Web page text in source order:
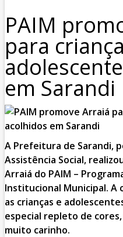
PAIM
para
em Sarandi
A Prefeitura de Sarandi,
Assistência Social,
Arraiá do PAIM –
Institucional Municipal. A
as crianças e
especial repleto de
muito carinho.